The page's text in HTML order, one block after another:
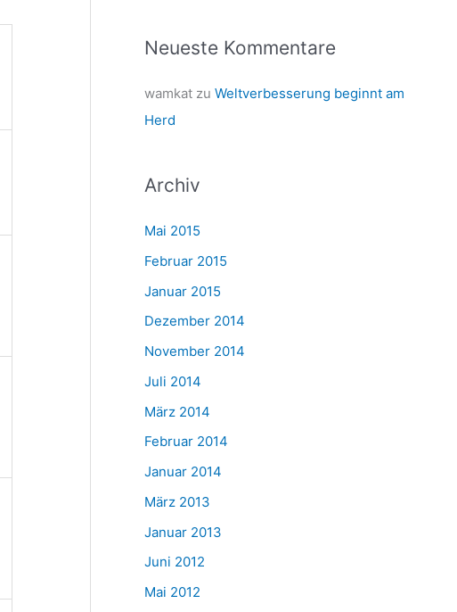
Neueste Kommentare
wamkatzu Weltverbesserung beginnt am
Herd
Archiv
Mai 2015
Februar 2015
Januar 2015
Dezember 2014
November 2014
Juli 2014
März 2014
Februar 2014
Januar 2014
März 2013
Januar 2013
Juni 2012
Mai 2012